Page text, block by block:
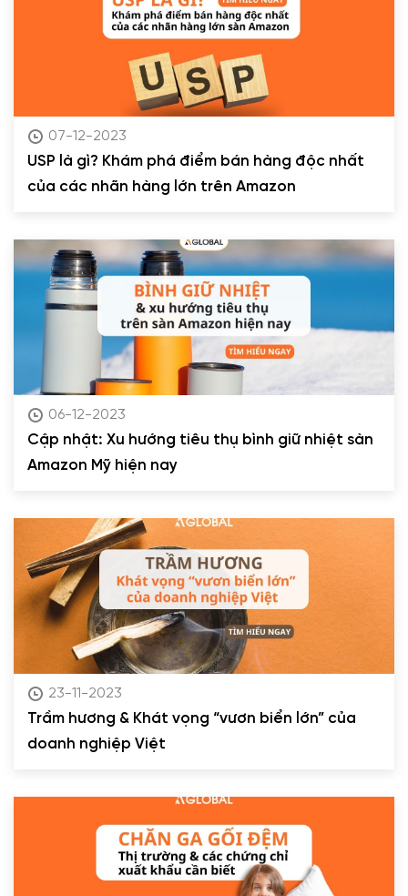
07-12-2023
USP là gì? Khám phá điểm bán hàng độc nhất
của các nhãn hàng lớn trên Amazon
06-12-2023
Cập nhật: Xu hướng tiêu thụ bình giữ nhiệt sàn
Amazon Mỹ hiện nay
23-11-2023
Trầm hương & Khát vọng “vươn biển lớn” của
doanh nghiệp Việt